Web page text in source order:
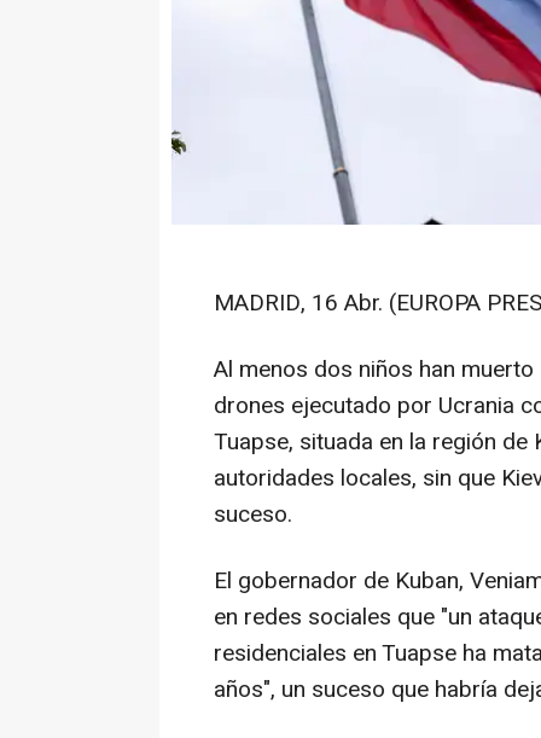
MADRID, 16 Abr. (EUROPA
Al menos dos niños han
drones ejecutado por Ucrania
Tuapse, situada en la región de
autoridades locales, sin que
suceso.
El gobernador de Kuban,
en redes sociales que "un
residenciales en Tuapse ha
años", un suceso que habría